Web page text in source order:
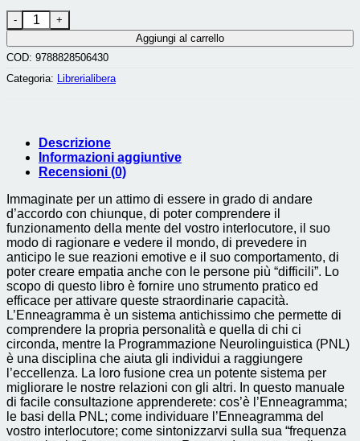
Migliora le tue Relazioni con l' Enneagramma e la PNL (N.E.
Aggiungi al carrello
COD: 9788828506430
Categoria: Librerialibera
Descrizione
Informazioni aggiuntive
Recensioni (0)
Immaginate per un attimo di essere in grado di andare
d’accordo con chiunque, di poter comprendere il
funzionamento della mente del vostro interlocutore, il suo
modo di ragionare e vedere il mondo, di prevedere in
anticipo le sue reazioni emotive e il suo comportamento, di
poter creare empatia anche con le persone più “difficili”. Lo
scopo di questo libro è fornire uno strumento pratico ed
efficace per attivare queste straordinarie capacità.
L’Enneagramma è un sistema antichissimo che permette di
comprendere la propria personalità e quella di chi ci
circonda, mentre la Programmazione Neurolinguistica (PNL)
è una disciplina che aiuta gli individui a raggiungere
l’eccellenza. La loro fusione crea un potente sistema per
migliorare le nostre relazioni con gli altri. In questo manuale
di facile consultazione apprenderete: cos’è l’Enneagramma;
le basi della PNL; come individuare l’Enneagramma del
vostro interlocutore; come sintonizzarvi sulla sua “frequenza